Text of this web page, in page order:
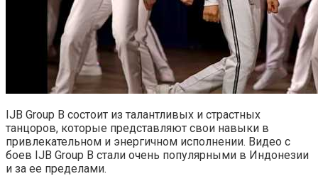
IJB Group B состоит из талантливых и страстных
танцоров, которые представляют свои навыки в
привлекательном и энергичном исполнении. Видео с
боев IJB Group B стали очень популярными в Индонезии
и за ее пределами.